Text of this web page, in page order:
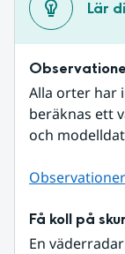
Lär
Alla orter har
beräknas ett
och
Få koll på
En